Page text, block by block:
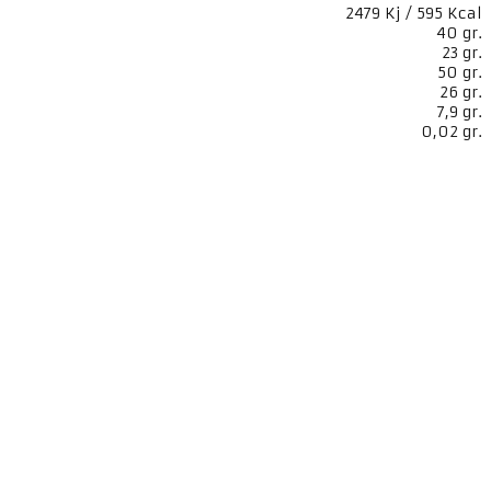
2479 Kj / 595 Kcal
40 gr.
23 gr.
50 gr.
26 gr.
7,9 gr.
0,02 gr.